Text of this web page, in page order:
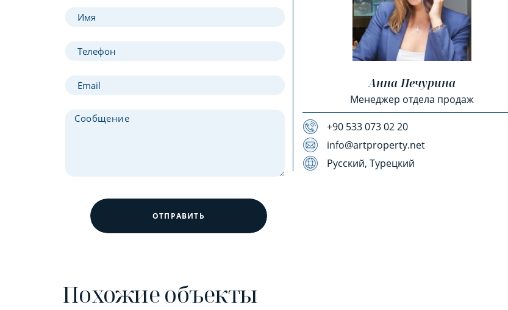
ОТПРАВИТЬ
Анна Печурина
Менеджер отдела продаж
+90 533 073 02 20
info@artproperty.net
Русский, Турецкий
Похожие объекты